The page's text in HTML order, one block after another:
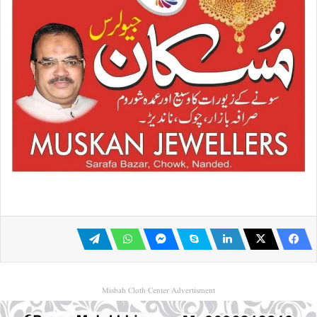
Misbah Cloth Center Advertisment